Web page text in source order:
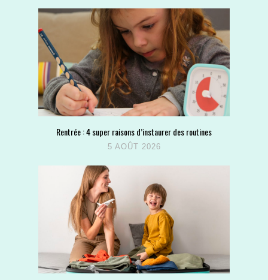
Rentrée : 4 super raisons d’instaurer des routines
5 AOÛT 2026